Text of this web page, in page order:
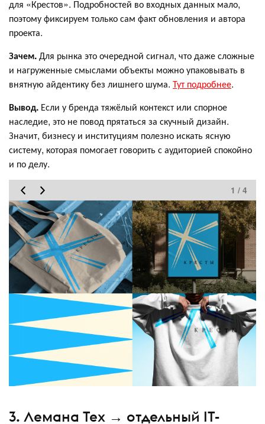
для «Крестов». Подробностей во входных данных мало,
поэтому фиксируем только сам факт обновления и автора
проекта.
Зачем.Для рынка это очередной сигнал, что даже сложные
и нагруженные смыслами объекты можно упаковывать в
внятную айдентику без лишнего шума. Тут подробнее.
Вывод. Если у бренда тяжёлый контекст или спорное
наследие, это не повод прятаться за скучный дизайн.
Значит, бизнесу и институциям полезно искать ясную
систему, которая помогает говорить с аудиторией спокойно
и по делу.
1 / 4
3. Лемана Тех → отдельный IT-